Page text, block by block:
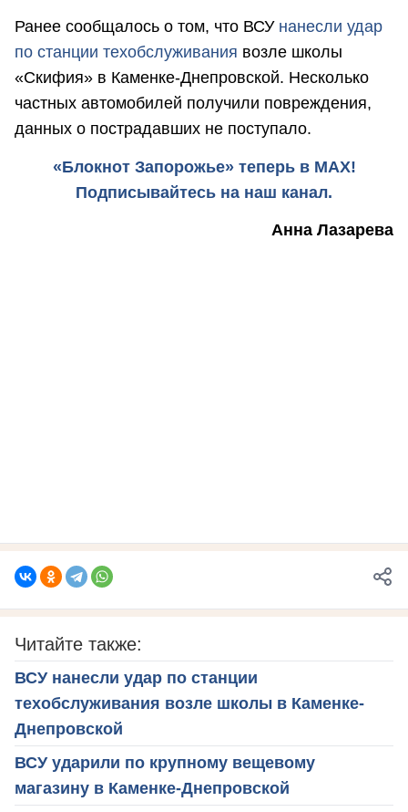
Ранее сообщалось о том, что ВСУ нанесли удар
по станции техобслуживания возле школы
«Скифия» в Каменке-Днепровской. Несколько
частных автомобилей получили повреждения,
данных о пострадавших не поступало.
«Блокнот Запорожье» теперь в MAX!
Подписывайтесь на наш канал.
Анна Лазарева
Читайте также:
ВСУ нанесли удар по станции
техобслуживания возле школы в Каменке-
Днепровской
ВСУ ударили по крупному вещевому
магазину в Каменке-Днепровской